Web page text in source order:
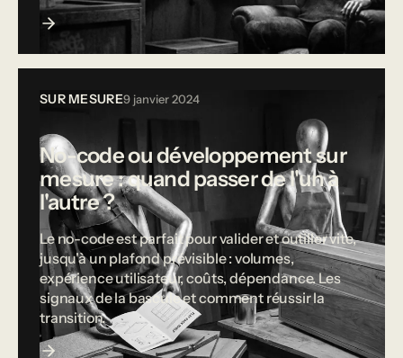
SUR MESURE9 janvier 2024
No-code ou développement sur
mesure : quand passer de l'un à
l'autre ?
Le no-code est parfait pour valider et outiller vite,
jusqu'à un plafond prévisible : volumes,
expérience utilisateur, coûts, dépendance. Les
signaux de la bascule et comment réussir la
transition.